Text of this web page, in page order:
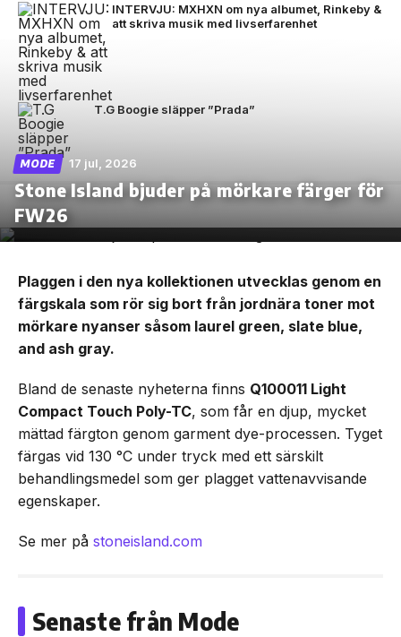
INTERVJU: MXHXN om nya albumet, Rinkeby &
att skriva musik med livserfarenhet
T.G Boogie släpper ”Prada”
MODE 17 jul, 2026
Stone Island bjuder på mörkare färger för
FW26
Plaggen i den nya kollektionen utvecklas genom en
färgskala som rör sig bort från jordnära toner mot
mörkare nyanser såsom laurel green, slate blue,
and ash gray.
Bland de senaste nyheterna finns Q100011 Light
Compact Touch Poly-TC, som får en djup, mycket
mättad färgton genom garment dye-processen. Tyget
färgas vid 130 °C under tryck med ett särskilt
behandlingsmedel som ger plagget vattenavvisande
egenskaper.
Se mer på stoneisland.com
Senaste från Mode